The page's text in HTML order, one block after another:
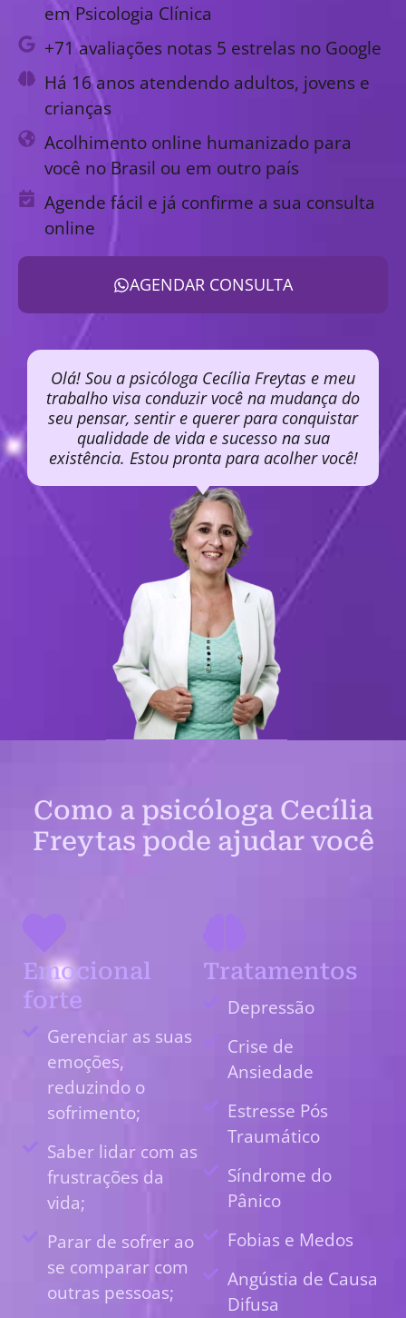
em Psicologia Clínica
+71 avaliações notas 5 estrelas no Google
Há 16 anos atendendo adultos, jovens e
crianças
Acolhimento online humanizado para
você no Brasil ou em outro país
Agende fácil e já confirme a sua consulta
online
AGENDAR CONSULTA
Olá! Sou a psicóloga Cecília Freytas e meu
trabalho visa conduzir você na mudança do
seu pensar, sentir e querer para conquistar
qualidade de vida e sucesso na sua
existência. Estou pronta para acolher você!
Como a psicóloga Cecília
Freytas pode ajudar você
Emocional
forte
Gerenciar as suas
emoções,
reduzindo o
sofrimento;
Saber lidar com as
frustrações da
vida;
Parar de sofrer ao
se comparar com
outras pessoas;
Tratamentos
Depressão
Crise de
Ansiedade
Estresse Pós
Traumático
Síndrome do
Pânico
Fobias e Medos
Angústia de Causa
Difusa